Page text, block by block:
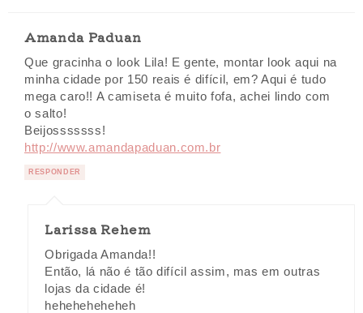
Amanda Paduan
Que gracinha o look Lila! E gente, montar look aqui na
minha cidade por 150 reais é difícil, em? Aqui é tudo
mega caro!! A camiseta é muito fofa, achei lindo com
o salto!
Beijosssssss!
http://www.amandapaduan.com.br
RESPONDER
Larissa Rehem
Obrigada Amanda!!
Então, lá não é tão difícil assim, mas em outras
lojas da cidade é!
heheheheheheh